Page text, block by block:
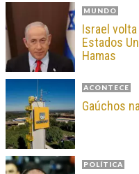
MUNDO
Israel
Estados
Hamas
ACONTECE
Gaúchos
POLÍTICA